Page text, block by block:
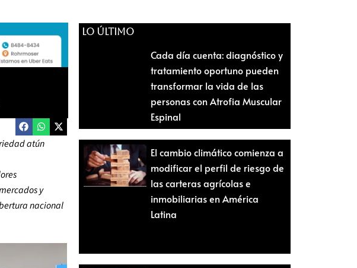
atún
y
nacional
LO ÚLTIMO
Cada día cuenta: diagnóstico y
tratamiento oportuno pueden
transformar la vida de las
personas con Atrofia Muscular
Espinal
El cambio climático comienza a
modificar el perfil de riesgo de
las carteras agrícolas e
inmobiliarias en América
Latina